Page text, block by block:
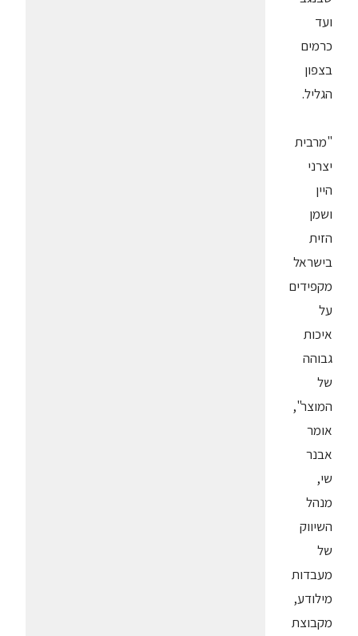
ועד
כרמים
בצפון
הגליל.
"מרבית
יצרני
היין
ושמן
הזית
בישראל
מקפידים
על
איכות
גבוהה
של
המוצר",
אומר
אבנר
שי,
מנהל
השיווק
של
מעבדות
מילודע,
מקבוצת